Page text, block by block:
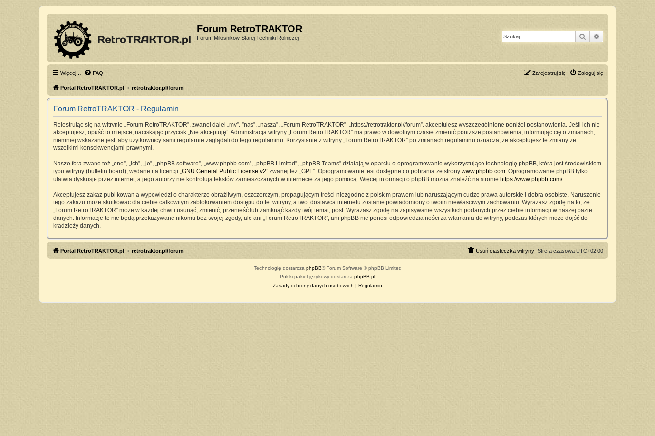
Forum RetroTRAKTOR
Forum Miłośników Starej Techniki Rolniczej Szukaj
Więcej… FAQ Zaloguj się
Zarejestruj się
Portal RetroTRAKTOR.pl retrotraktor.pl/forum
Forum RetroTRAKTOR - Regulamin
Rejestrując się na witrynie „Forum RetroTRAKTOR”, zwanej dalej „my”, ”nas”, „nasza”, „Forum RetroTRAKTOR”, „https://retrotraktor.pl//forum”, akceptujesz wyszczególnione poniżej postanowienia. Jeśli ich nie
akceptujesz, opuść to miejsce, naciskając przycisk „Nie akceptuję”. Administracja witryny „Forum RetroTRAKTOR” ma prawo w dowolnym czasie zmienić poniższe postanowienia, informując cię o zmianach,
niemniej wskazane jest, aby użytkownicy sami regularnie zaglądali do tego regulaminu. Korzystanie z witryny „Forum RetroTRAKTOR” po zmianach regulaminu oznacza, że akceptujesz te zmiany ze
wszelkimi konsekwencjami prawnymi.
Nasze fora zwane też „one”, „ich”, „je”, „phpBB software”, „www.phpbb.com”, „phpBB Limited”, „phpBB Teams” działają w oparciu o oprogramowanie wykorzystujące technologię phpBB, która jest środowiskiem
typu witryny (bulletin board), wydane na licencji „GNU General Public License v2” zwanej też „GPL”. Oprogramowanie jest dostępne do pobrania ze strony www.phpbb.com. Oprogramowanie phpBB tylko
ułatwia dyskusje przez internet, a jego autorzy nie kontrolują tekstów zamieszczanych w internecie za jego pomocą. Więcej informacji o phpBB można znaleźć na stronie https://www.phpbb.com/.
Akceptujesz zakaz publikowania wypowiedzi o charakterze obraźliwym, oszczerczym, propagującym treści niezgodne z polskim prawem lub naruszającym cudze prawa autorskie i dobra osobiste. Naruszenie
tego zakazu może skutkować dla ciebie całkowitym zablokowaniem dostępu do tej witryny, a twój dostawca internetu zostanie powiadomiony o twoim niewłaściwym zachowaniu. Wyrażasz zgodę na to, że
„Forum RetroTRAKTOR” może w każdej chwili usunąć, zmienić, przenieść lub zamknąć każdy twój temat, post. Wyrażasz zgodę na zapisywanie wszystkich podanych przez ciebie informacji w naszej bazie
danych. Informacje te nie będą przekazywane nikomu bez twojej zgody, ale ani „Forum RetroTRAKTOR”, ani phpBB nie ponosi odpowiedzialności za włamania do witryny, podczas których może dojść do
kradzieży danych.
Portal RetroTRAKTOR.pl retrotraktor.pl/forum Strefa czasowa UTC+02:00
Usuń ciasteczka witryny
Technologię dostarcza phpBB® Forum Software © phpBB Limited
Polski pakiet językowy dostarcza phpBB.pl
Zasady ochrony danych osobowych | Regulamin